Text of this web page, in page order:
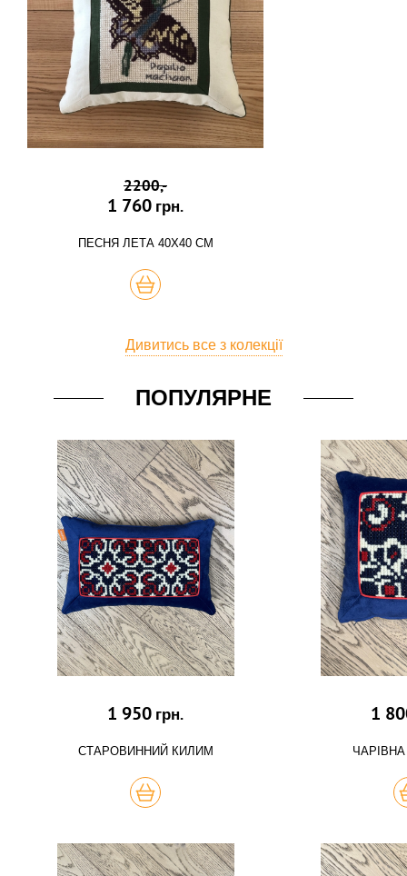
2200,-
1 760 грн.
ПЕСНЯ ЛЕТА 40Х40 СМ
КУПИТЬ
Дивитись все з колекції
ПОПУЛЯРНЕ
1 950 грн.
СТАРОВИННИЙ КИЛИМ
КУПИТЬ
1